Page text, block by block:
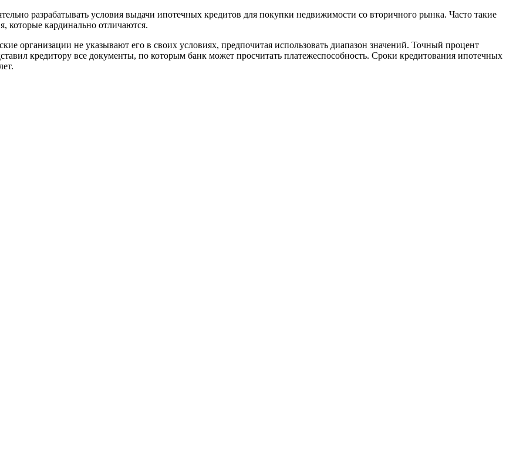
разрабатывать условия выдачи ипотечных кредитов для покупки недвижимости со вторичного рынка. Часто такие
которые кардинально отличаются.
организации не указывают его в своих условиях, предпочитая использовать диапазон значений. Точный процент
кредитору все документы, по которым банк может просчитать платежеспособность. Сроки кредитования ипотечных